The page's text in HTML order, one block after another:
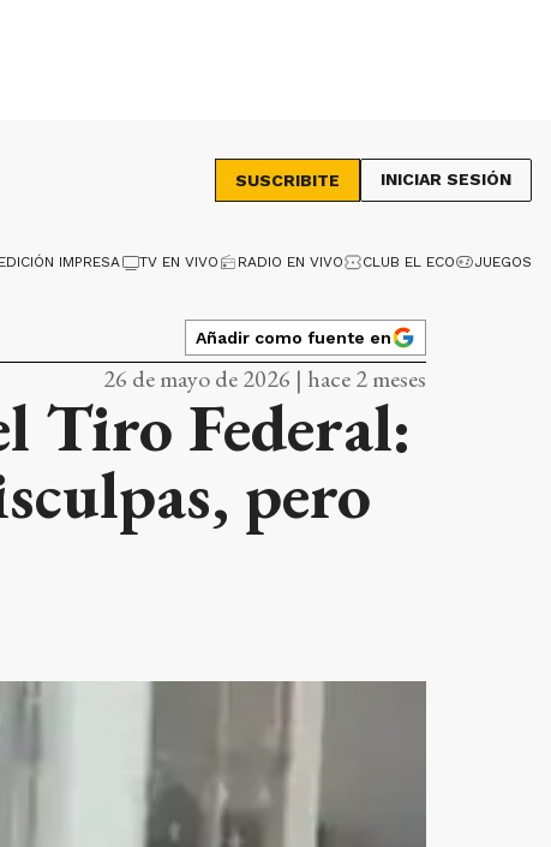
SUSCRIBITE INICIAR SESIÓN
EDICIÓN IMPRESA TV EN VIVO RADIO EN VIVO CLUB EL ECO JUEGOS
Añadir como fuente en
26 de mayo de 2026 | hace 2 meses
Tiro Federal:
pero